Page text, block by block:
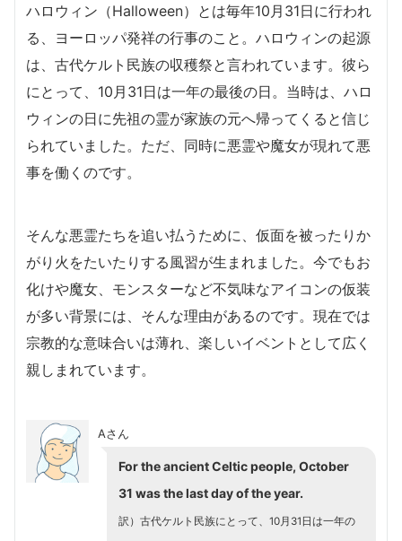
ハロウィン（Halloween）とは毎年10月31日に行われ
る、ヨーロッパ発祥の行事のこと。ハロウィンの起源
は、古代ケルト民族の収穫祭と言われています。彼ら
にとって、10月31日は一年の最後の日。当時は、ハロ
ウィンの日に先祖の霊が家族の元へ帰ってくると信じ
られていました。ただ、同時に悪霊や魔女が現れて悪
事を働くのです。
そんな悪霊たちを追い払うために、仮面を被ったりか
がり火をたいたりする風習が生まれました。今でもお
化けや魔女、モンスターなど不気味なアイコンの仮装
が多い背景には、そんな理由があるのです。 現在では
宗教的な意味合いは薄れ、楽しいイベントとして広く
親しまれています。
Aさん
For the ancient Celtic people, October
31 was the last day of the year.
訳）古代ケルト民族にとって、10月31日は一年の